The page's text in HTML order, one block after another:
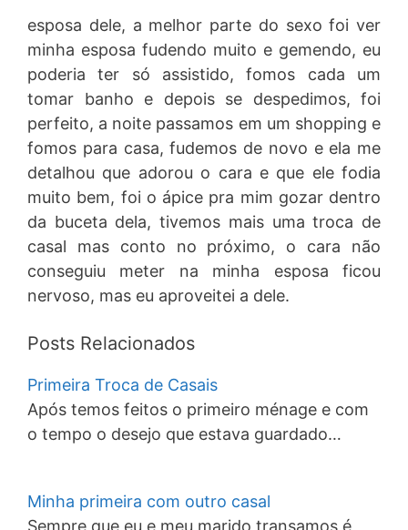
esposa dele, a melhor parte do sexo foi ver
minha esposa fudendo muito e gemendo, eu
poderia ter só assistido, fomos cada um
tomar banho e depois se despedimos, foi
perfeito, a noite passamos em um shopping e
fomos para casa, fudemos de novo e ela me
detalhou que adorou o cara e que ele fodia
muito bem, foi o ápice pra mim gozar dentro
da buceta dela, tivemos mais uma troca de
casal mas conto no próximo, o cara não
conseguiu meter na minha esposa ficou
nervoso, mas eu aproveitei a dele.
Posts Relacionados
Primeira Troca de Casais
Após temos feitos o primeiro ménage e com
o tempo o desejo que estava guardado…
Minha primeira com outro casal
Sempre que eu e meu marido transamos é